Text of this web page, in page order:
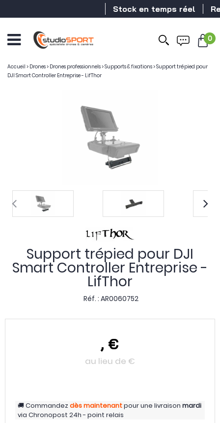
Stock en temps réel
0
Accueil > Drones> Drones professionnels>Supports & fixations>Support trépied pour
DJI Smart Controller Entreprise - LifThor
Support trépied pour DJI
Smart Controller Entreprise -
LifThor
Réf. : AR0060752
, €
au lieu de €
Commandezdès maintenantpour une livraison mardi
via Chronopost 24h - point relais